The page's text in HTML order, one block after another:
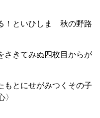
といひしまゝ秋の野路
きてみぬ四枚目からが
とにせがみつくその子
〉